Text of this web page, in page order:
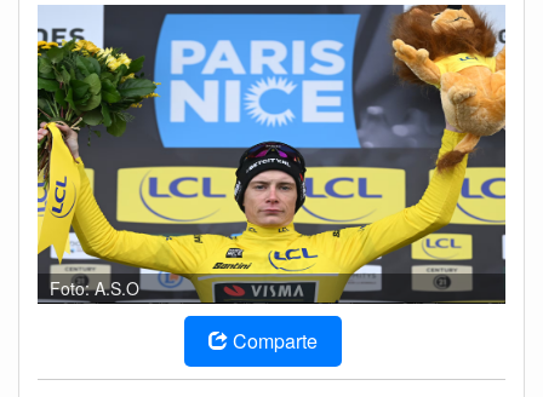
Foto: A.S.O
Comparte